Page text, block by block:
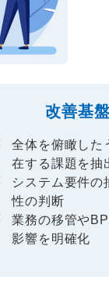
改善基
全体を俯瞰した
在する課題を抽
システム要件の
性の判断
業務の移管や
影響を明確化